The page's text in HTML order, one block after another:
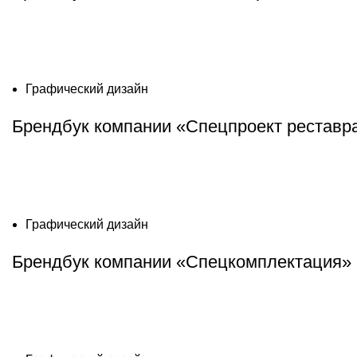
Графический дизайн
Брендбук компании «Спецпроект
Графический дизайн
Брендбук компании «Спецкомплектация»